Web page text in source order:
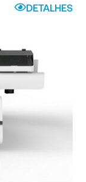
DETALHES